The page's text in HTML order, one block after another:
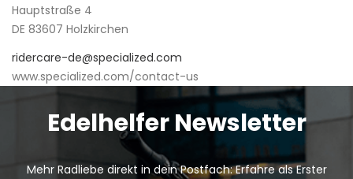
Hauptstraße 4
DE 83607 Holzkirchen
ridercare-de@specialized.com
www.specialized.com/contact-us
Edelhelfer Newsletter
Mehr Radliebe direkt in dein Postfach: Erfahre als Erster